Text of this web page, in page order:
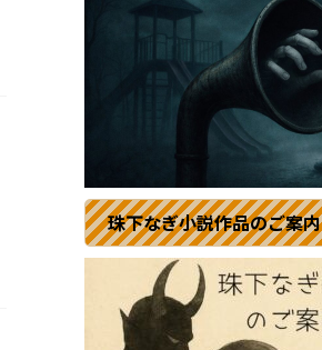
珠下なぎ小説作品のご案内